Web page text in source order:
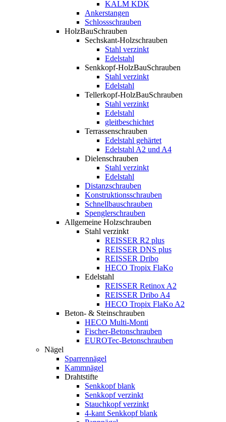
KALM KDK
Ankerstangen
Schlossschrauben
HolzBauSchrauben
Sechskant-Holzschrauben
Stahl verzinkt
Edelstahl
Senkkopf-HolzBauSchrauben
Stahl verzinkt
Edelstahl
Tellerkopf-HolzBauSchrauben
Stahl verzinkt
Edelstahl
gleitbeschichtet
Terrassenschrauben
Edelstahl gehärtet
Edelstahl A2 und A4
Dielenschrauben
Stahl verzinkt
Edelstahl
Distanzschrauben
Konstruktionsschrauben
Schnellbauschrauben
Spenglerschrauben
Allgemeine Holzschrauben
Stahl verzinkt
REISSER R2 plus
REISSER DNS plus
REISSER Dribo
HECO Tropix FlaKo
Edelstahl
REISSER Retinox A2
REISSER Dribo A4
HECO Tropix FlaKo A2
Beton- & Steinschrauben
HECO Multi-Monti
Fischer-Betonschrauben
EUROTec-Betonschrauben
Nägel
Sparrennägel
Kammnägel
Drahtstifte
Senkkopf blank
Senkkopf verzinkt
Stauchkopf verzinkt
4-kant Senkkopf blank